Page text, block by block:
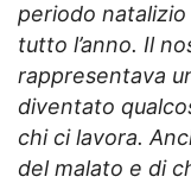
periodo
tutto l’anno. Il
rappresentava
diventato
chi ci lavora.
del malato e di